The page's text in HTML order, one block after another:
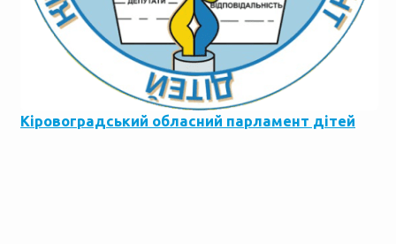
Кіровоградський обласний парламент дітей